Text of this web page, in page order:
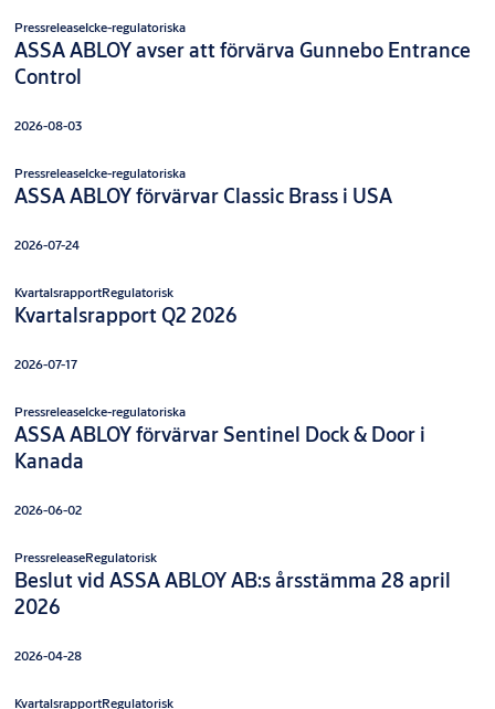
PressreleaseIcke-regulatoriska
ASSA ABLOY avser att förvärva Gunnebo Entrance
Control
2026-08-03
PressreleaseIcke-regulatoriska
ASSA ABLOY förvärvar Classic Brass i USA
2026-07-24
KvartalsrapportRegulatorisk
Kvartalsrapport Q2 2026
2026-07-17
PressreleaseIcke-regulatoriska
ASSA ABLOY förvärvar Sentinel Dock & Door i
Kanada
2026-06-02
PressreleaseRegulatorisk
Beslut vid ASSA ABLOY AB:s årsstämma 28 april
2026
2026-04-28
KvartalsrapportRegulatorisk